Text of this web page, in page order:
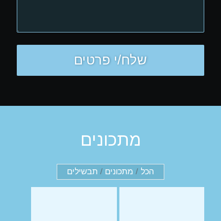
מתכונים
הכל / מתכונים / תבשילים